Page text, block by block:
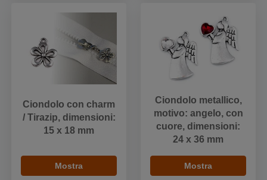
Ciondolo con charm
/ Tirazip, dimensioni:
15 x 18 mm
Mostra
Ciondolo metallico,
motivo: angelo, con
cuore, dimensioni:
24 x 36 mm
Mostra